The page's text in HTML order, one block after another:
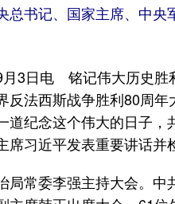
总书记、国家主席、中央
日电 铭记伟大历史胜
反法西斯战争胜利80周
道纪念这个伟大的日子
席习近平发表重要讲话并
常委李强主持大会。中